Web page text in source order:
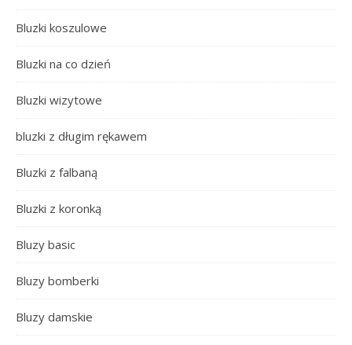
Bluzki koszulowe
Bluzki na co dzień
Bluzki wizytowe
bluzki z długim rękawem
Bluzki z falbaną
Bluzki z koronką
Bluzy basic
Bluzy bomberki
Bluzy damskie